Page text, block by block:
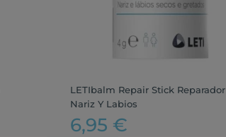
LETIbalm Repair Stick Reparador
Nariz Y Labios
6,95 €